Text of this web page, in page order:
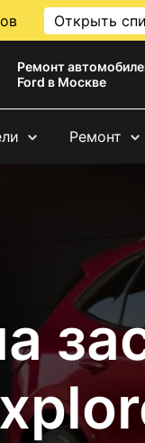
Открыть
Ремонт
Ford в Москве
Ремонт